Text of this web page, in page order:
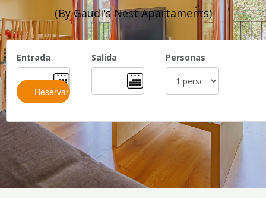
(By Gaudi's Nest Apartaments)
Entrada Salida Personas